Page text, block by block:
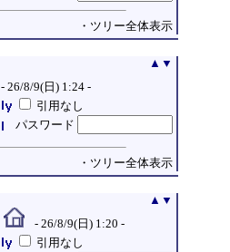
・ツリー全体表示
▲ ▼
- 26/8/9(日) 1:24 -
引用なし
パスワード
・ツリー全体表示
▲ ▼
- 26/8/9(日) 1:20 -
引用なし